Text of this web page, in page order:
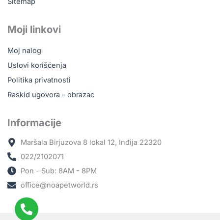
Moji linkovi
Moj nalog
Uslovi korišćenja
Politika privatnosti
Raskid ugovora – obrazac
Informacije
Maršala Birjuzova 8 lokal 12, Inđija 22320
022/2102071
Pon - Sub: 8AM - 8PM
office@noapetworld.rs